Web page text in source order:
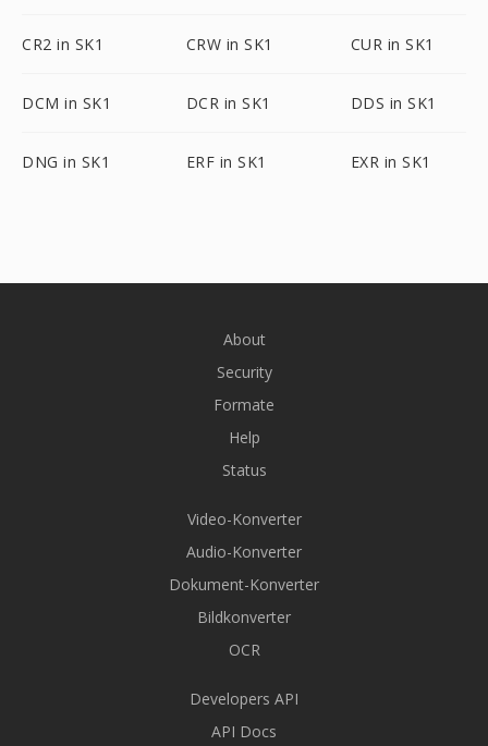
CR2 in SK1 CRW in SK1 CUR in SK1
DCM in SK1 DCR in SK1 DDS in SK1
DNG in SK1 ERF in SK1 EXR in SK1
About
Security
Formate
Help
Status
Video-Konverter
Audio-Konverter
Dokument-Konverter
Bildkonverter
OCR
Developers API
API Docs